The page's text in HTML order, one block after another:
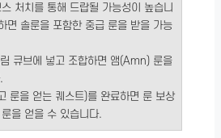
처치를 통해 드랍될 가능성이 높습니
면 솔룬을 포함한 중급 룬을 받을 가능
큐브에 넣고 조합하면 앰(Amn) 룬을
룬을 얻는 퀘스트)를 완료하면 룬 보상
을 얻을 수 있습니다.